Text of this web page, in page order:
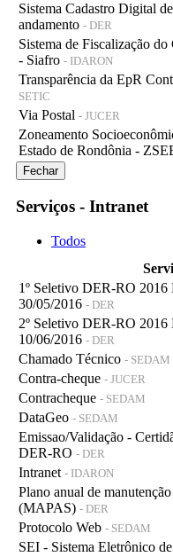
Sistema Cadastro Digital
andamento - DER
Sistema de Fiscalização
- Siafro - IDARON
Transparência da EpR
SETIC
Via Postal - JUCER
Zoneamento
Estado de Rondônia -
Fechar
Serviços - Intranet
Todos
1º Seletivo DER-RO
30/05/2016 - DER
2º Seletivo DER-RO
10/06/2016 - DER
Chamado Técnico - SEDAM
Contra-cheque - JUCER
Contracheque - SEDAM
DataGeo - SEDAM
Emissao/Validação -
DER-RO - DER
Intranet - IDARON
Plano anual de
(MAPAS) - DER
Protocolo Web - SEDAM
SEI - Sistema Eletrônico